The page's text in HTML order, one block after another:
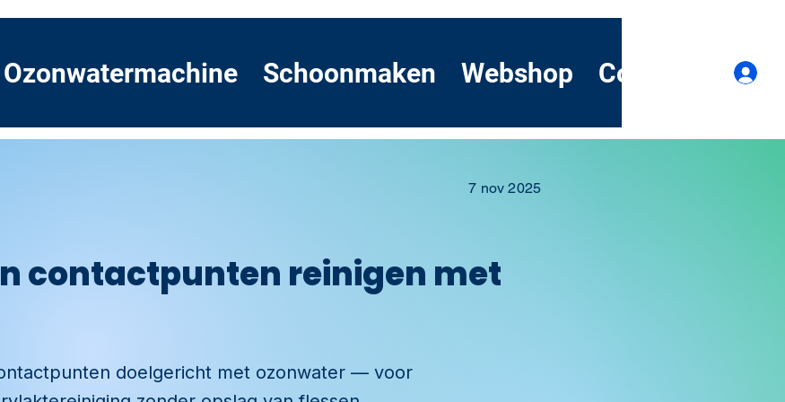
Ozonwatermachine Schoonmaken Webshop Contact
7 nov 2025
contactpunten reinigen met
doelgericht met ozonwater — voor